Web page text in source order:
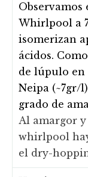
Observamos
Whirlpool a
isomerizan
ácidos.
de lúpulo en
Neipa (~7gr/
grado de
Al amargor
whirlpool
el dry-